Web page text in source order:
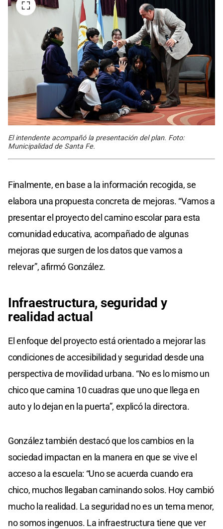
El intendente acompañó la presentación del plan. Foto:
Municipalidad de Santa Fe.
Finalmente, en base a la información recogida, se
elabora una propuesta concreta de mejoras. “Vamos a
presentar el proyecto del camino escolar para esta
comunidad educativa, acompañado de algunas
mejoras que surgen de los datos que vamos a
relevar”, afirmó González.
Infraestructura, seguridad y
realidad actual
El enfoque del proyecto está orientado a mejorar las
condiciones de accesibilidad y seguridad desde una
perspectiva de movilidad urbana. “No es lo mismo un
chico que camina 10 cuadras que uno que llega en
auto y lo dejan en la puerta”, explicó la directora.
González también destacó que los cambios en la
sociedad impactan en la manera en que se vive el
acceso a la escuela: “Uno se acuerda cuando era
chico, muchos llegaban caminando solos. Hoy cambió
mucho la realidad. La seguridad no es un tema menor,
no somos ingenuos. La infraestructura tiene que ver